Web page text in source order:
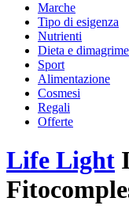
Marche
Tipo di esigenza
Nutrienti
Dieta e
Sport
Alimentazione
Cosmesi
Regali
Offerte
Life Light